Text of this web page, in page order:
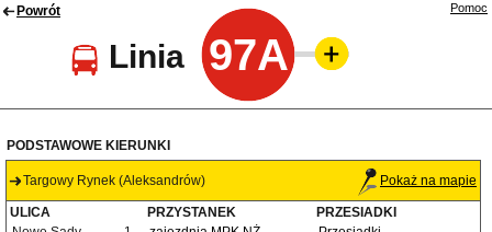
Powrót
Linia 97A
Pomoc
PODSTAWOWE KIERUNKI
Targowy Rynek (Aleksandrów) Pokaż na mapie
ULICA PRZYSTANEK
PRZESIADKI